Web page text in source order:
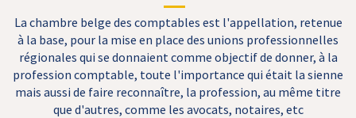
La chambre belge des comptables est l'appellation, retenue
à la base, pour la mise en place des unions professionnelles
régionales qui se donnaient comme objectif de donner, à la
profession comptable, toute l'importance qui était la sienne
mais aussi de faire reconnaître, la profession, au même titre
que d'autres, comme les avocats, notaires, etc